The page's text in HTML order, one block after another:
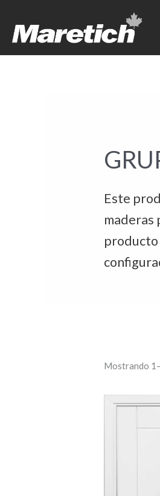
contenido
Este
maderas
producto
Mostrando